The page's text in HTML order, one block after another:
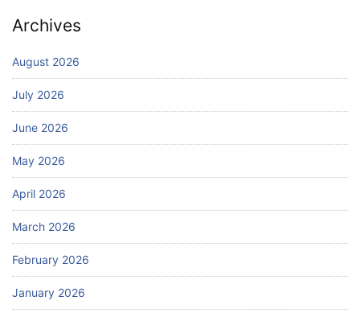
Archives
August 2026
July 2026
June 2026
May 2026
April 2026
March 2026
February 2026
January 2026